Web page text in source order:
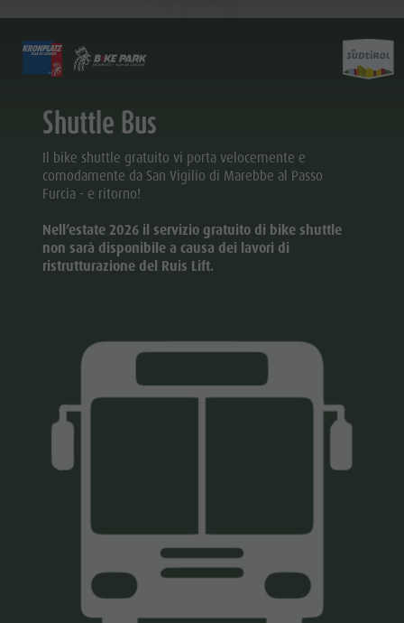
BIGLIETTI & PREZZI
KRONPLATZ
BIKE PARK
FAMIGLIA &
CORONES
ESCURSIONI
Bambini
Skyscraper
MMM
& Voli
tandem
Prezzi
Online Shop
Punti vendita ticket
Condizioni di vendita
Dolomiti Supersummer
Orari di esercizio
Il Plan de Corones
Impianti di risalita
Kronplatz Bike Park
Escursioni
Famiglia & Bambini
MMM Corones
Concordia 2000
Altri eventi
Ristoranti & rifugi
Sostenibilità
BIKE SHUTTLE
Shuttle Bus
Il bike shuttle gratuito vi porta velocemente e
comodamente da San Vigilio di Marebbe al Passo
Furcia - e ritorno!
Nell’estate 2026 il servizio gratuito di bike shuttle
non sarà disponibile a causa dei lavori di
ristrutturazione del Ruis Lift.